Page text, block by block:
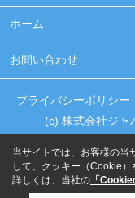
ホーム
お問い合わせ
プライバシーポリシー
(c) 株式会社ジャ
当サイトでは、お客様の当
して、クッキー（Cookie）
詳しくは、当社の 「